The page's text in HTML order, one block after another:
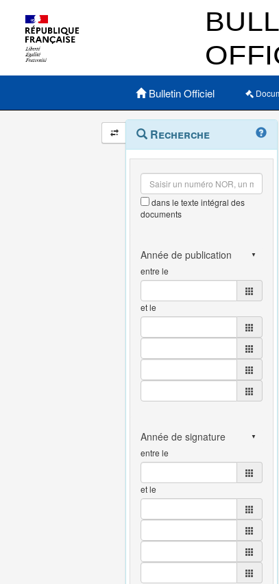
Menu principal
Bulletin Officiel
Navigation
et
outils
annexes
Menu
contextuel
Recherche
dans le texte intégral des
documents
entre le
et le
entre le
et le